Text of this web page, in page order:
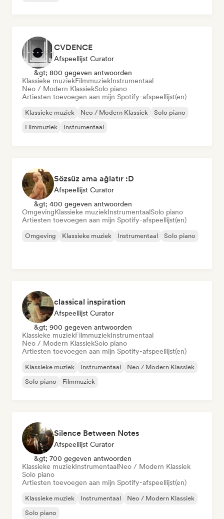
CVDENCE
Afspeellijst Curator
&gt; 800 gegeven antwoorden
Klassieke muziekFilmmuziekInstrumentaal
Neo / Modern KlassiekSolo piano
Artiesten toevoegen aan mijn Spotify-afspeellijst(en)
Klassieke muziek Neo / Modern Klassiek
Solo piano
Filmmuziek
Instrumentaal
Sözsüz ama ağlatır :D
Afspeellijst Curator
&gt; 400 gegeven antwoorden
OmgevingKlassieke muziekInstrumentaalSolo piano
Artiesten toevoegen aan mijn Spotify-afspeellijst(en)
Omgeving Klassieke muziek Instrumentaal Solo piano
classical inspiration
Afspeellijst Curator
&gt; 900 gegeven antwoorden
Klassieke muziekFilmmuziekInstrumentaal
Neo / Modern KlassiekSolo piano
Artiesten toevoegen aan mijn Spotify-afspeellijst(en)
Klassieke muziek Instrumentaal
Neo / Modern Klassiek
Solo piano
Filmmuziek
Silence Between Notes
Afspeellijst Curator
&gt; 700 gegeven antwoorden
Klassieke muziekInstrumentaalNeo / Modern Klassiek
Solo piano
Artiesten toevoegen aan mijn Spotify-afspeellijst(en)
Klassieke muziek Instrumentaal
Neo / Modern Klassiek
Solo piano